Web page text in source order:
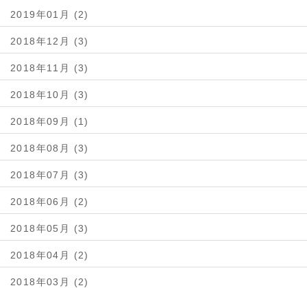
2019年01月 (2)
2018年12月 (3)
2018年11月 (3)
2018年10月 (3)
2018年09月 (1)
2018年08月 (3)
2018年07月 (3)
2018年06月 (2)
2018年05月 (3)
2018年04月 (2)
2018年03月 (2)